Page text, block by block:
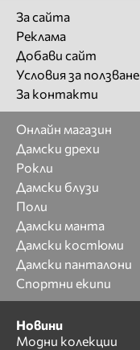
За сайта
Реклама
Добави сайт
Условия за ползване
За контакти
Онлайн магазин
Дамски дрехи
Рокли
Дамски блузи
Поли
Дамски манта
Дамски костюми
Дамски панталони
Спортни екипи
Новини
Модни колекции